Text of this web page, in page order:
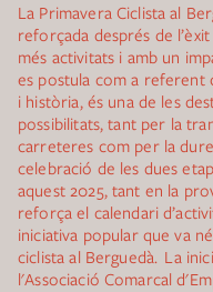
La Primavera Ciclista al
reforçada després de
més activitats i amb un
es postula com a referent
i història, és una de les
possibilitats, tant per la
carreteres com per la
celebració de les dues
aquest 2025, tant en la
reforça el calendari
iniciativa popular que va
ciclista al Berguedà. La
l'Associació Comarcal